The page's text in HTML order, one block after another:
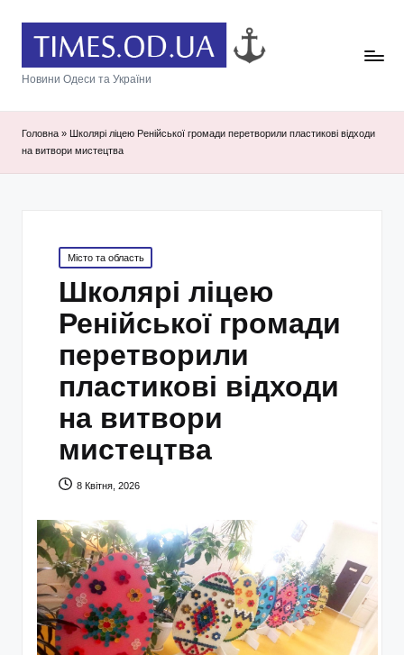
Новини Одеси та України
Головна »
Школярі ліцею Ренійської громади перетворили пластикові відходи
на витвори мистецтва
Posted
in
Місто та область
Школярі ліцею
Ренійської громади
перетворили
пластикові відходи
на витвори
мистецтва
8 Квітня, 2026